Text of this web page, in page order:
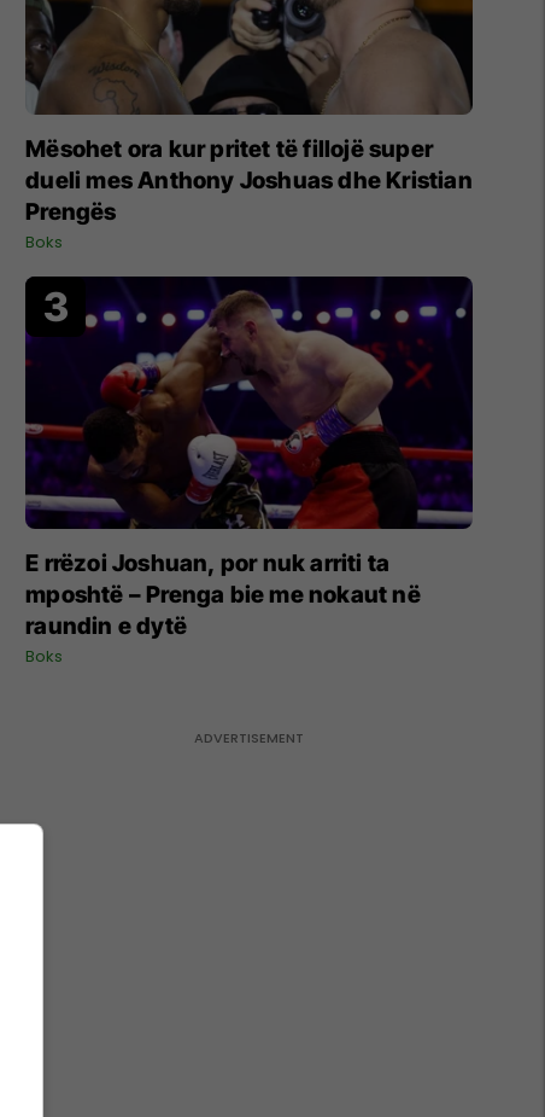
Mësohet ora kur pritet të fillojë super
dueli mes Anthony Joshuas dhe Kristian
Prengës
Boks
E rrëzoi Joshuan, por nuk arriti ta
mposhtë – Prenga bie me nokaut në
raundin e dytë
Boks